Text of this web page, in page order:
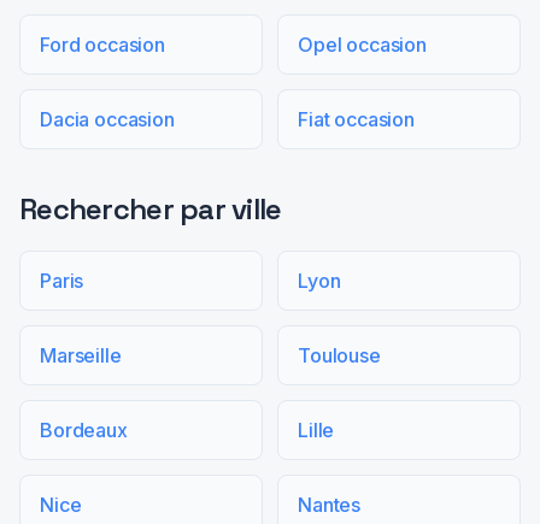
Ford occasion Opel occasion
Dacia occasion Fiat occasion
Rechercher par ville
Paris Lyon
Marseille Toulouse
Bordeaux Lille
Nice Nantes